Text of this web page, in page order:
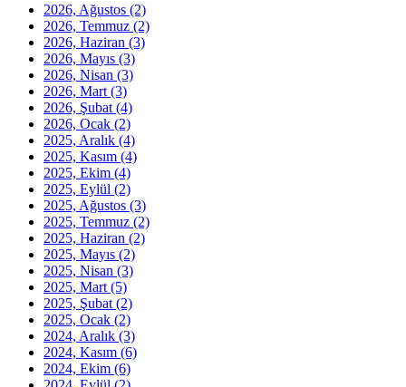
2026, Ağustos (2)
2026, Temmuz (2)
2026, Haziran (3)
2026, Mayıs (3)
2026, Nisan (3)
2026, Mart (3)
2026, Şubat (4)
2026, Ocak (2)
2025, Aralık (4)
2025, Kasım (4)
2025, Ekim (4)
2025, Eylül (2)
2025, Ağustos (3)
2025, Temmuz (2)
2025, Haziran (2)
2025, Mayıs (2)
2025, Nisan (3)
2025, Mart (5)
2025, Şubat (2)
2025, Ocak (2)
2024, Aralık (3)
2024, Kasım (6)
2024, Ekim (6)